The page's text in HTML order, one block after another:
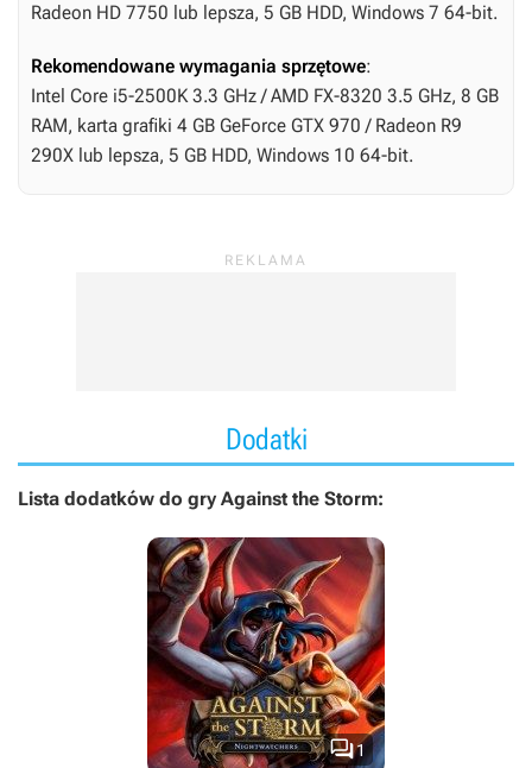
Radeon HD 7750 lub lepsza, 5 GB HDD, Windows 7 64-bit.
Rekomendowane wymagania sprzętowe:
Intel Core i5-2500K 3.3 GHz / AMD FX-8320 3.5 GHz, 8 GB
RAM, karta grafiki 4 GB GeForce GTX 970 / Radeon R9
290X lub lepsza, 5 GB HDD, Windows 10 64-bit.
Dodatki
Lista dodatków do gry Against the Storm:
1